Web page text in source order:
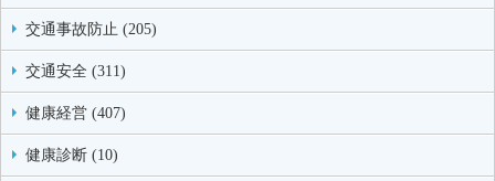
交通事故防止 (205)
交通安全 (311)
健康経営 (407)
健康診断 (10)